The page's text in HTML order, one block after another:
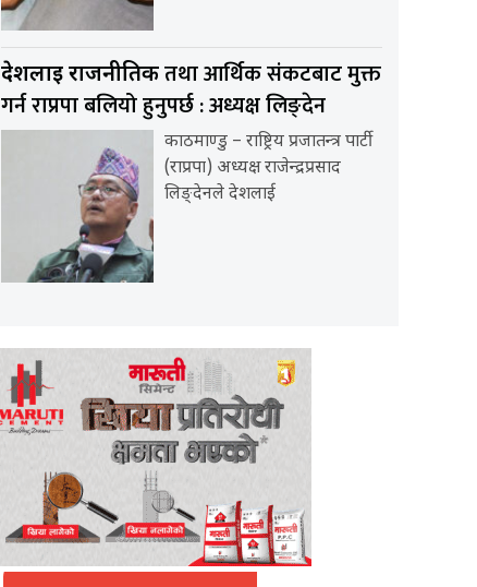
देशलाई राजनीतिकतथा आर्थिक संकटबाट मुक्त
गर्न राप्रपा बलियो हुनुपर्छ : अध्यक्ष लिङ्देन
काठमाण्डु – राष्ट्रिय प्रजातन्त्र पार्टी
(राप्रपा) अध्यक्ष राजेन्द्रप्रसाद
लिङ्देनले देशलाई